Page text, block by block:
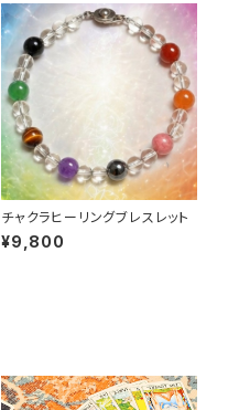
チャクラヒーリングブレスレット
¥9,800